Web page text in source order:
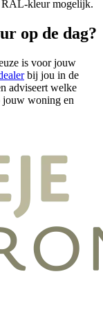
RAL-kleur mogelijk.
op de dag?
is voor jouw
bij jou in de
adviseert welke
jouw woning en